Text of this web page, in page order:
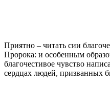
Приятно – читать сии
Пророка: и особенным
благочестивое чувство
сердцах людей,